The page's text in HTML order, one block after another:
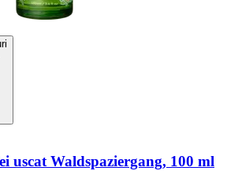
uscat Waldspaziergang, 100 ml